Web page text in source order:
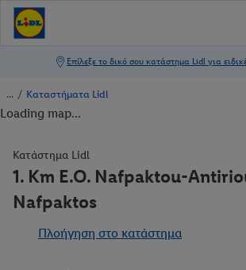
/ Καταστήματα Lidl
Loading map...
Κατάστημα Lidl
1. Km E.O. Nafpaktou-
Nafpaktos
Πλοήγηση στο κατάστημα